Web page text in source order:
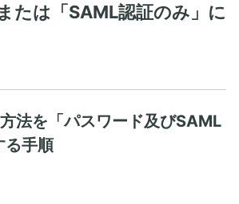
たは「SAML認証のみ」に
法を「パスワード及びSAML
る手順